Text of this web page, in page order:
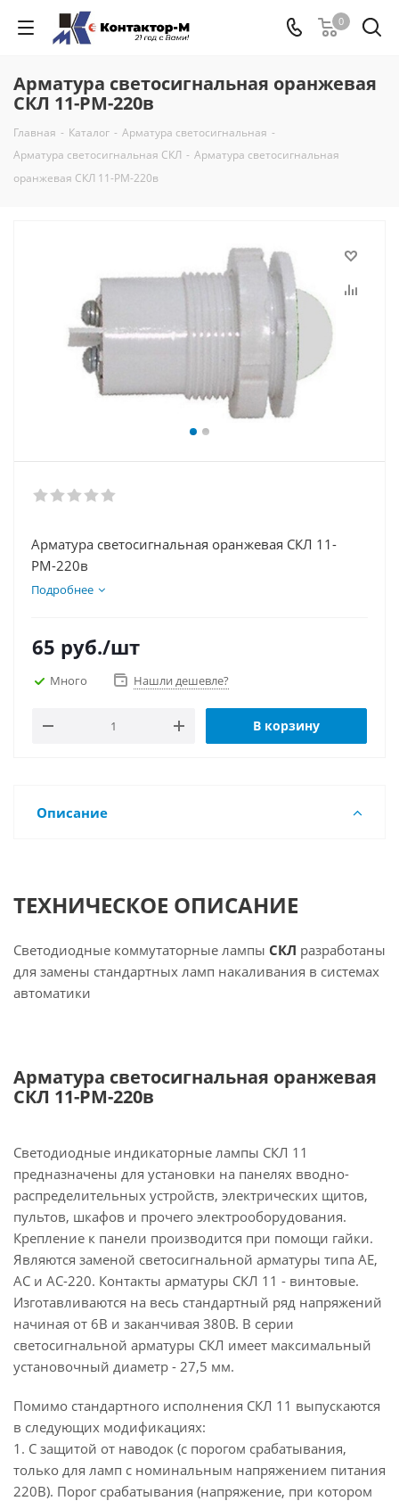
0
Арматура светосигнальная оранжевая
СКЛ 11-РМ-220в
Главная - Каталог - Арматура светосигнальная -
Арматура светосигнальная СКЛ - Арматура светосигнальная
оранжевая СКЛ 11-РМ-220в
Арматура светосигнальная оранжевая СКЛ 11-
РМ-220в
Подробнее
65 руб./шт
Много Нашли дешевле?
В корзину
Описание
ТЕХНИЧЕСКОЕ ОПИСАНИЕ
Светодиодные коммутаторные лампы СКЛ разработаны
для замены стандартных ламп накаливания в системах
автоматики
Арматура светосигнальная оранжевая
СКЛ 11-РМ-220в
Светодиодные индикаторные лампы СКЛ 11
предназначены для установки на панелях вводно-
распределительных устройств, электрических щитов,
пультов, шкафов и прочего электрооборудования.
Крепление к панели производится при помощи гайки.
Являются заменой светосигнальной арматуры типа АЕ,
АС и АС-220. Контакты арматуры СКЛ 11 - винтовые.
Изготавливаются на весь стандартный ряд напряжений
начиная от 6В и заканчивая 380В. В серии
светосигнальной арматуры СКЛ имеет максимальный
установочный диаметр - 27,5 мм.
Помимо стандартного исполнения СКЛ 11 выпускаются
в следующих модификациях:
1. С защитой от наводок (с порогом срабатывания,
только для ламп с номинальным напряжением питания
220В). Порог срабатывания (напряжение, при котором